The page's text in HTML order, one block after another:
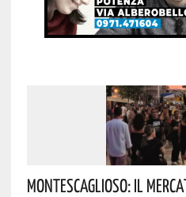
Montescaglioso: Il